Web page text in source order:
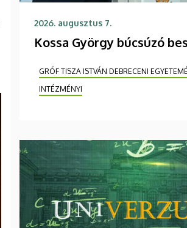
2026. augusztus 7.
Kossa György búcsúzó
GRÓF TISZA ISTVÁN DEBRECENI
INTÉZMÉNYI